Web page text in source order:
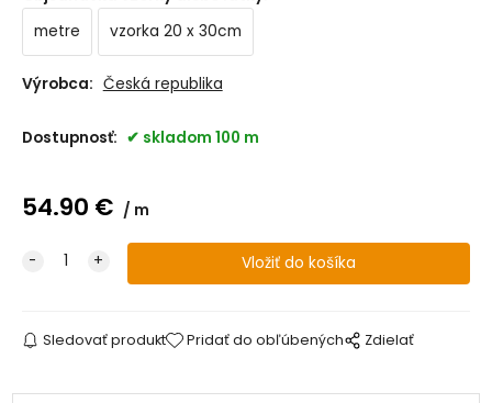
metre
vzorka 20 x 30cm
Výrobca: Česká republika
Dostupnosť: skladom 100 m
54.90 € m
Sledovať produkt Pridať do obľúbených Zdielať